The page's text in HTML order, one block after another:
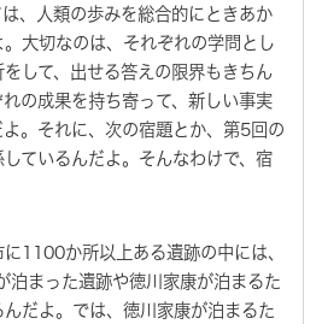
、人類の歩みを総合的にときあか
大切なのは、それぞれの学問とし
して、出せる答えの限界もきちん
の成果を持ち寄って、新しい事実
。それに、次の宿題とか、第5回の
ているんだよ。そんなわけで、宿
1100か所以上ある遺跡の中には、
泊まった遺跡や徳川家康が泊まるた
だよ。では、徳川家康が泊まるた